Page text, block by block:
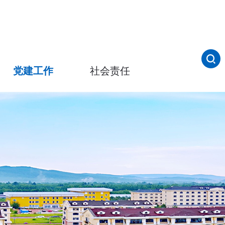
党建工作 社会责任